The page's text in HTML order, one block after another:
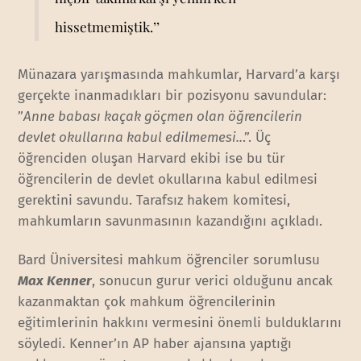
hissetmemiştik.’’
Münazara yarışmasında mahkumlar, Harvard’a karşı
gerçekte inanmadıkları bir pozisyonu savundular:
”Anne babası kaçak göçmen olan öğrencilerin
devlet okullarına kabul edilmemesi...”. Üç
öğrenciden oluşan Harvard ekibi ise bu tür
öğrencilerin de devlet okullarına kabul edilmesi
gerektini savundu. Tarafsız hakem komitesi,
mahkumların savunmasının kazandığını açıkladı.
Bard Üniversitesi mahkum öğrenciler sorumlusu
Max Kenner, sonucun gurur verici olduğunu ancak
kazanmaktan çok mahkum öğrencilerinin
eğitimlerinin hakkını vermesini önemli bulduklarını
söyledi. Kenner’ın AP haber ajansına yaptığı